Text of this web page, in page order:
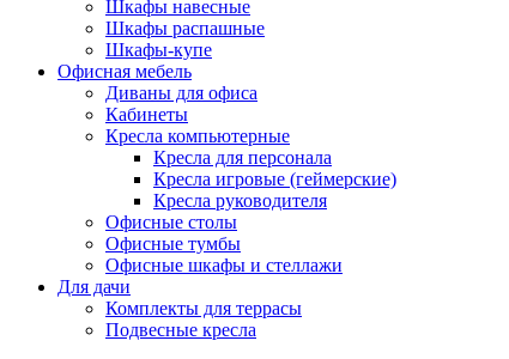
Шкафы навесные
Шкафы распашные
Шкафы-купе
Офисная мебель
Диваны для офиса
Кабинеты
Кресла компьютерные
Кресла для персонала
Кресла игровые (геймерские)
Кресла руководителя
Офисные столы
Офисные тумбы
Офисные шкафы и стеллажи
Для дачи
Комплекты для террасы
Подвесные кресла